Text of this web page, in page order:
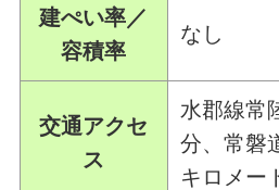
建ぺい率／
容積率
なし
交通アクセ
ス
水郡線常
分、常磐
キロメー